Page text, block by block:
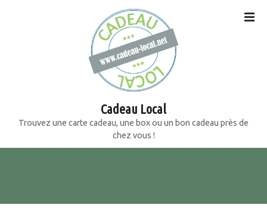
e
Cadeau Local
Trouvez une carte cadeau, une box ou un bon cadeau près de
chez vous !